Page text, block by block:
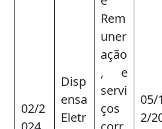
02/2
Disp
ensa
Eletr
Rem
uner
ação
, e
servi
ços
05/1
2/